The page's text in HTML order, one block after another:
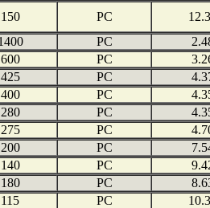
150 PC
PC
600 PC
425 PC
400 PC
280 PC
275 PC
200 PC
140 PC
180 PC
115 PC